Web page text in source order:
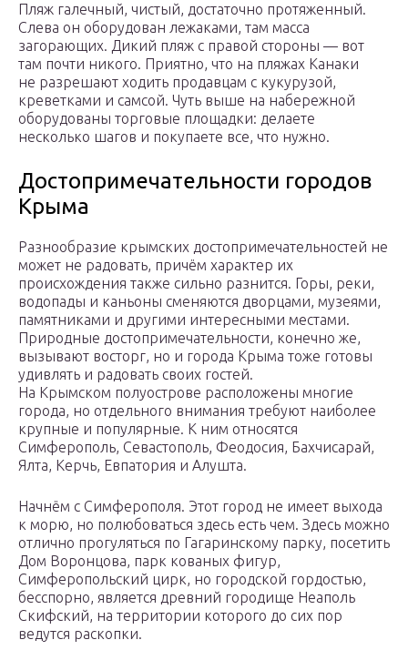
Пляж галечный, чистый, достаточно протяженный.
Слева он оборудован лежаками, там масса
загорающих. Дикий пляж с правой стороны — вот
там почти никого. Приятно, что на пляжах Канаки
не разрешают ходить продавцам с кукурузой,
креветками и самсой. Чуть выше на набережной
оборудованы торговые площадки: делаете
несколько шагов и покупаете все, что нужно.
Достопримечательности городов
Крыма
Разнообразие крымских достопримечательностей не
может не радовать, причём характер их
происхождения также сильно разнится. Горы, реки,
водопады и каньоны сменяются дворцами, музеями,
памятниками и другими интересными местами.
Природные достопримечательности, конечно же,
вызывают восторг, но и города Крыма тоже готовы
удивлять и радовать своих гостей.
На Крымском полуострове расположены многие
города, но отдельного внимания требуют наиболее
крупные и популярные. К ним относятся
Симферополь, Севастополь, Феодосия, Бахчисарай,
Ялта, Керчь, Евпатория и Алушта.
Начнём с Симферополя. Этот город не имеет выхода
к морю, но полюбоваться здесь есть чем. Здесь можно
отлично прогуляться по Гагаринскому парку, посетить
Дом Воронцова, парк кованых фигур,
Симферопольский цирк, но городской гордостью,
бесспорно, является древний городище Неаполь
Скифский, на территории которого до сих пор
ведутся раскопки.